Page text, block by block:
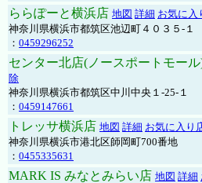
ららぽーと横浜店 地図 詳細 お気に入
神奈川県横浜市都筑区池辺町４０３５-１
： 0459296252
センター北店(ノースポートモー
除
神奈川県横浜市都筑区中川中央１-25-１
： 0459147661
トレッサ横浜店 地図 詳細 お気に入り
神奈川県横浜市港北区師岡町700番地
： 0455335631
MARK IS みなとみらい店 地図 詳細